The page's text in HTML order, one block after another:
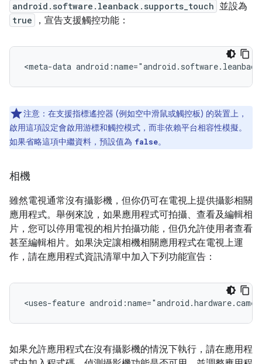
android.software.leanback.supports_touch 並設為
true ，宣告支援觸控功能：
<meta-data
注意：在支援指標遙控器 (例如空中滑鼠或觸控板) 的裝置上，
啟用這項設定會啟用游標和觸控模式，而非依賴平台相容性模擬。
如果省略這項中繼資料，預設值為 false。
相機
雖然電視通常沒有攝影機，但你仍可在電視上提供攝影相關
應用程式。舉例來說，如果應用程式可拍攝、查看及編輯相
片，您可以停用電視的相片拍攝功能，但仍允許使用者查看
甚至編輯相片。如果決定讓相機相關應用程式在電視上運
作，請在應用程式資訊清單中加入下列功能宣告：
<uses-feature
如果允許應用程式在沒有攝影機的情況下執行，請在應用程